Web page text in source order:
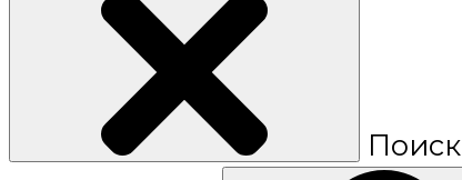
Поиск